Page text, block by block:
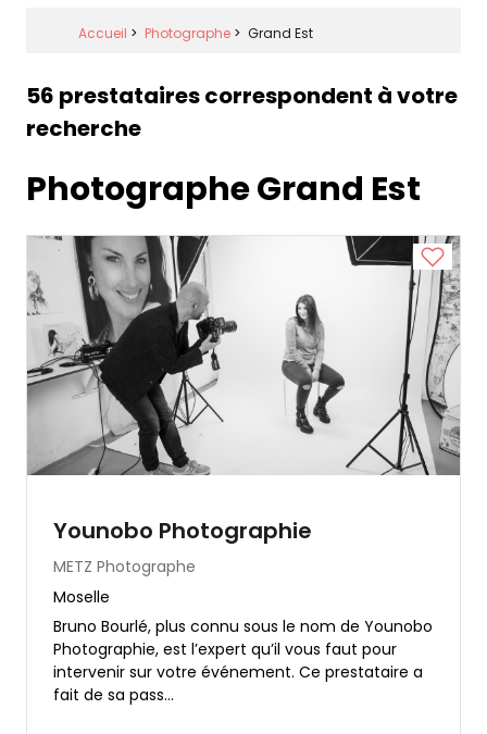
Accueil > Photographe > Grand Est
56 prestataires correspondent à votre
recherche
Photographe Grand Est
Younobo Photographie
METZ Photographe
Moselle
Bruno Bourlé, plus connu sous le nom de Younobo
Photographie, est l’expert qu’il vous faut pour
intervenir sur votre événement. Ce prestataire a
fait de sa pass...